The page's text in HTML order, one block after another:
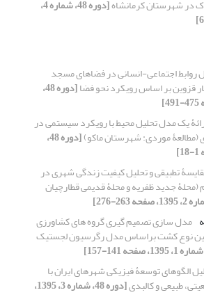
در شهرستان کرمانشاه [دوره 48، شماره 4،
روابط اجتماعی-انسانی در فضاهای مسجد
قزوین بر اساس رویکرد نحو فضا [دوره 48،
یک مدل تحلیل محیط با رویکرد سیستمی در
موردی: شهرستان ماکو) [دوره 48،
تطبیقی و تحلیل کیفیت زندگی شهری در
جدید ظفریه و محلۀ قدیمی قطارچیان
مدل سازی تصمیم گیری گروه های کشاورزی
نوع کشت براساس مدل رگرسیون لجستیک
الگوهای توسعۀ فیزیکی شهرهای ایران با
طبیعی و کالبدی [دوره 48، شماره 3، 1395،